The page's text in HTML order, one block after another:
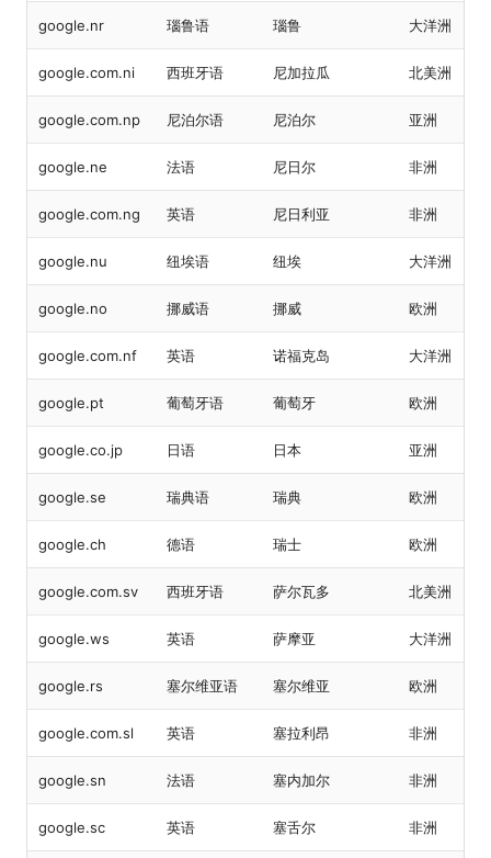
google.nr 瑙鲁语 瑙鲁 大洋洲
google.com.ni 西班牙语 尼加拉瓜 北美洲
google.com.np 尼泊尔语 尼泊尔 亚洲
google.ne 法语 尼日尔 非洲
google.com.ng 英语 尼日利亚 非洲
google.nu 纽埃语 纽埃 大洋洲
google.no 挪威语 挪威 欧洲
google.com.nf 英语 诺福克岛 大洋洲
google.pt 葡萄牙语 葡萄牙 欧洲
google.co.jp 日语 日本 亚洲
google.se 瑞典语 瑞典 欧洲
google.ch 德语 瑞士 欧洲
google.com.sv 西班牙语 萨尔瓦多 北美洲
google.ws 英语 萨摩亚 大洋洲
google.rs 塞尔维亚语 塞尔维亚 欧洲
google.com.sl 英语 塞拉利昂 非洲
google.sn 法语 塞内加尔 非洲
google.sc 英语 塞舌尔 非洲